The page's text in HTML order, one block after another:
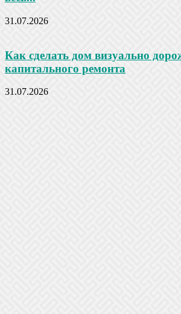
31.07.2026
Как сделать дом визуально
капитального ремонта
31.07.2026